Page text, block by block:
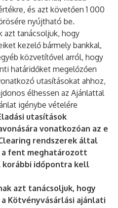
és azt követően 1 000
nyújtható be.
azt tanácsoljuk, hogy
kezelő bármely bankkal,
közvetítővel arról, hogy
határidőket megelőzően
utasításokat ahhoz,
élhessen az Ajánlattal
igénybe vételére
utasítások
vonatkozóan az e
rendszerek által
fent meghatározott
időpontra kell
azt tanácsoljuk, hogy
Kötvényvásárlási ajánlati